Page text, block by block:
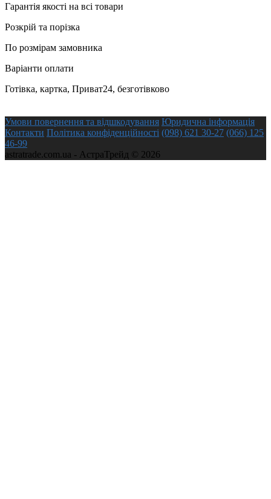
Гарантія якості на всі товари
Розкрій та порізка
По розмірам замовника
Варіанти оплати
Готівка, картка, Приват24, безготівково
Умови повернення та відшкодування Юридична інформація
Контакти Політика конфіденційності (098) 621 30-27 (066) 125
46-99
astratrade.com.ua - АстраТрейд © 2026